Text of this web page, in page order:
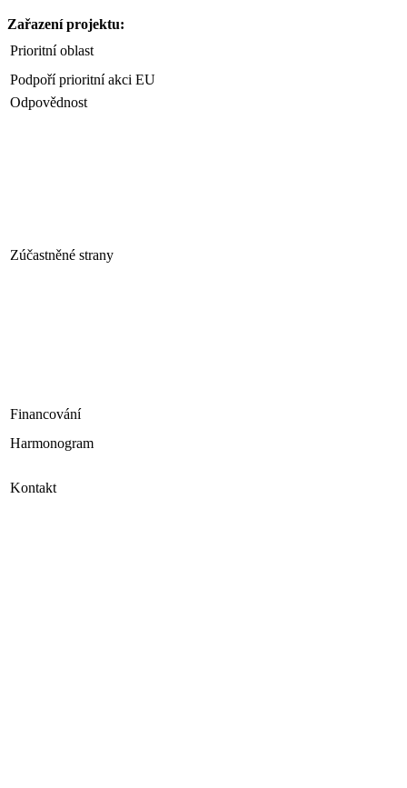
Zařazení projektu:
Prioritní oblast
Podpoří prioritní akci EU
Odpovědnost
Zúčastněné strany
Financování
Harmonogram
Kontakt